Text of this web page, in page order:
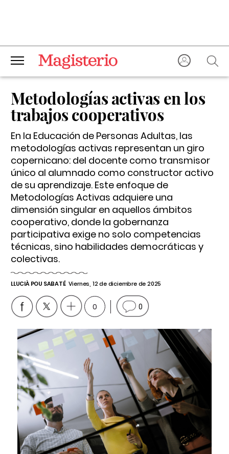
Metodologías activas en los
trabajos cooperativos
En la Educación de Personas Adultas, las
metodologías activas representan un giro
copernicano: del docente como transmisor
único al alumnado como constructor activo
de su aprendizaje. Este enfoque de
Metodologías Activas adquiere una
dimensión singular en aquellos ámbitos
cooperativo, donde la gobernanza
participativa exige no solo competencias
técnicas, sino habilidades democráticas y
colectivas. ​
LLUCIÀ POU SABATÉ Viernes, 12 de diciembre de 2025
0 0